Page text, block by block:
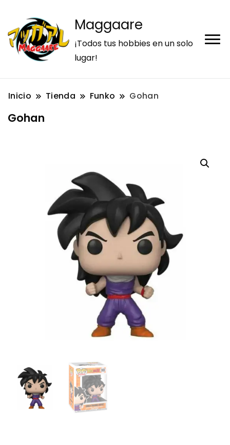
Maggaare
¡Todos tus hobbies en un solo
lugar!
Inicio Tienda Funko Gohan
Gohan